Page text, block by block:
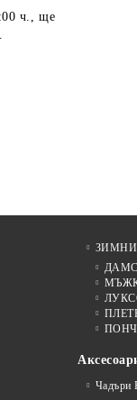
ч. , ще
.
Чадъри